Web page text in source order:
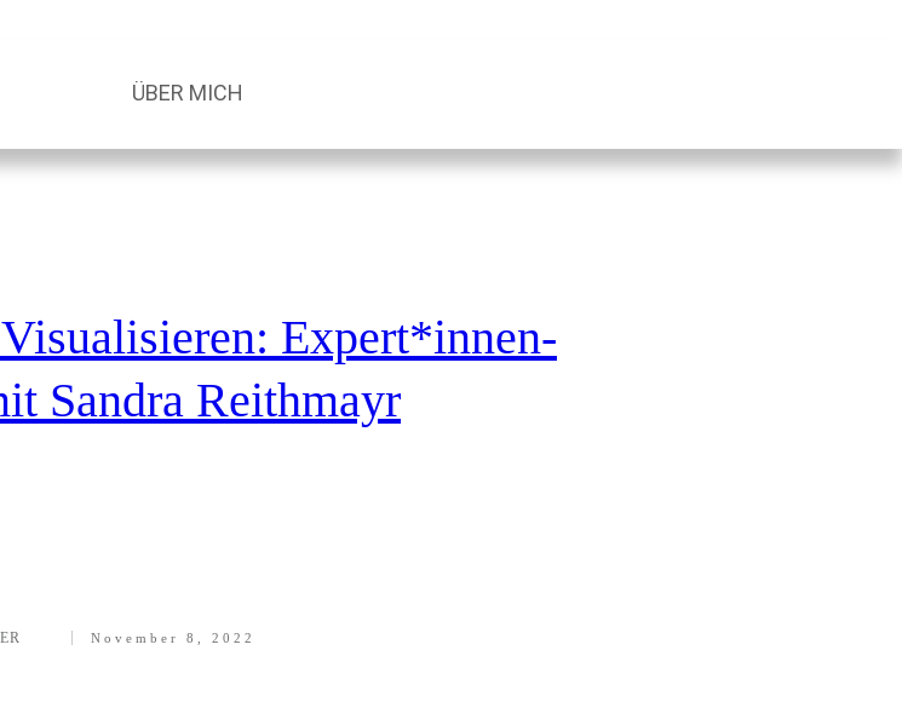
ÜBER MICH
Expert*innen-
Sandra Reithmayr
November 8, 2022